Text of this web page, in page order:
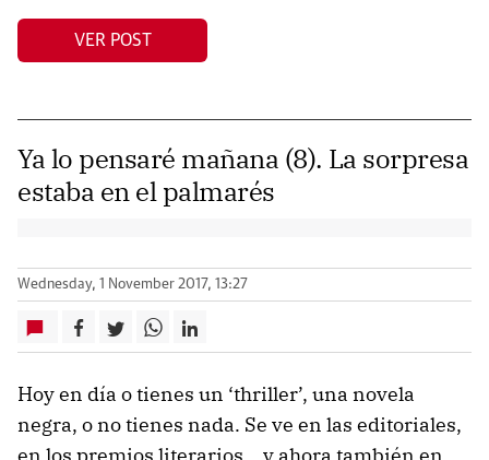
VER POST
Ya lo pensaré mañana (8). La sorpresa
estaba en el palmarés
Wednesday, 1 November 2017, 13:27
Hoy en dí­a o tienes un ‘thriller’, una novela
negra, o no tienes nada. Se ve en las editoriales,